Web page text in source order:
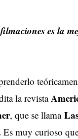
es la
la revista
, que se llama
Es muy curioso